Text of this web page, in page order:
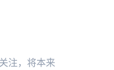
注，将本来